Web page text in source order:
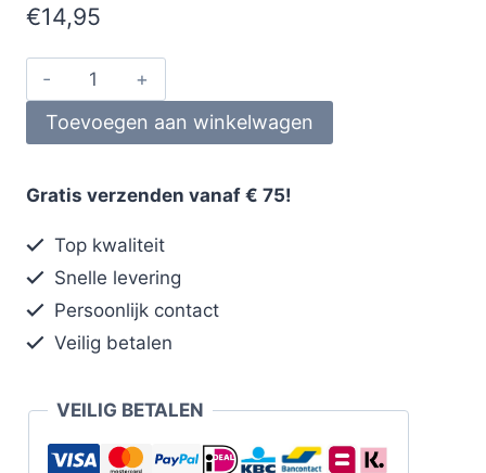
€14,95
Toevoegen aan winkelwagen
Gratis verzenden vanaf € 75!
Top kwaliteit
Snelle levering
Persoonlijk contact
Veilig betalen
VEILIG BETALEN